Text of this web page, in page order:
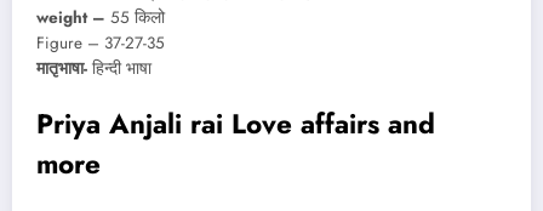
weight – 55 किलो
Figure – 37-27-35
मातृभाषा- हिन्दी भाषा
Priya Anjali rai Love affairs and
more